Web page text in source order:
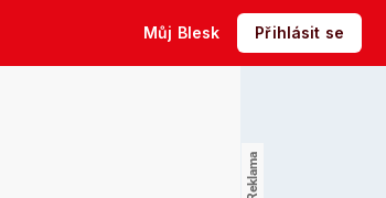
Můj Blesk Přihlásit se